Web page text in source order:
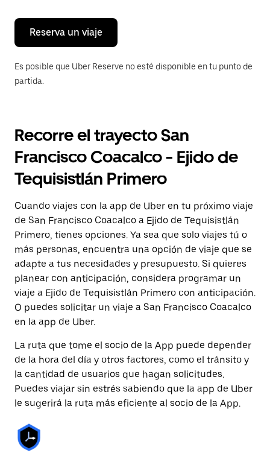
Reserva un viaje
Es posible que Uber Reserve no esté disponible en tu punto de
partida.
Recorre el trayecto San
Francisco Coacalco - Ejido de
Tequisistlán Primero
Cuando viajes con la app de Uber en tu próximo viaje
de San Francisco Coacalco a Ejido de Tequisistlán
Primero, tienes opciones. Ya sea que solo viajes tú o
más personas, encuentra una opción de viaje que se
adapte a tus necesidades y presupuesto. Si quieres
planear con anticipación, considera programar un
viaje a Ejido de Tequisistlán Primero con anticipación.
O puedes solicitar un viaje a San Francisco Coacalco
en la app de Uber.
La ruta que tome el socio de la App puede depender
de la hora del día y otros factores, como el tránsito y
la cantidad de usuarios que hagan solicitudes.
Puedes viajar sin estrés sabiendo que la app de Uber
le sugerirá la ruta más eficiente al socio de la App.